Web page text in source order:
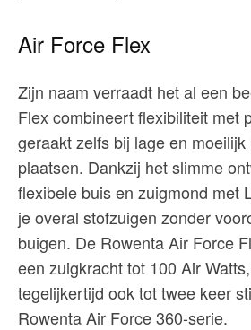
Air Force Flex
Zijn naam verraadt het al een
Flex combineert flexibiliteit met
geraakt zelfs bij lage en
plaatsen. Dankzij het slimme
flexibele buis en zuigmond met
je overal stofzuigen zonder
buigen. De Rowenta Air Force
een zuigkracht tot 100 Air
tegelijkertijd ook tot twee keer
Rowenta Air Force 360-serie.